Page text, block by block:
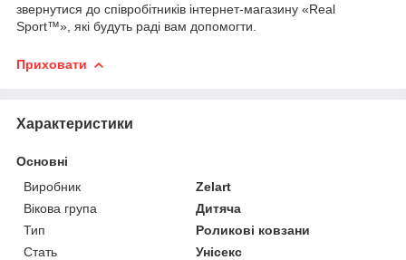
звернутися до співробітників інтернет-магазину «Real
Sport™», які будуть раді вам допомогти.
Приховати
Характеристики
Основні
Виробник
Zelart
Вікова група
Дитяча
Тип
Роликові ковзани
Стать
Унісекс